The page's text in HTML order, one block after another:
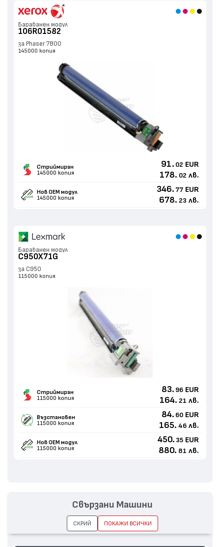
Барабанен модул
106R01582
за Phaser 7800
145000 копия
Стриймиран
145000 копия
91. 02 EUR
178. 02 лв.
Нов ОЕМ модул
145000 копия
346. 77 EUR
678. 23 лв.
Барабанен модул
C950X71G
за C950
115000 копия
Стриймиран
115000 копия
83. 96 EUR
164. 21 лв.
Възстановен
115000 копия
84. 60 EUR
165. 46 лв.
Нов ОЕМ модул
115000 копия
450. 35 EUR
880. 81 лв.
Свързани Машини
СКРИЙ ПОКАЖИ ВСИЧКИ